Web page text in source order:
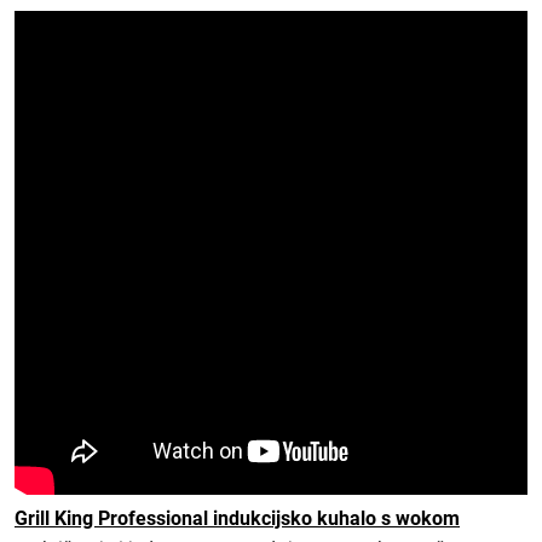
Grill King Professional indukcijsko kuhalo s wokom